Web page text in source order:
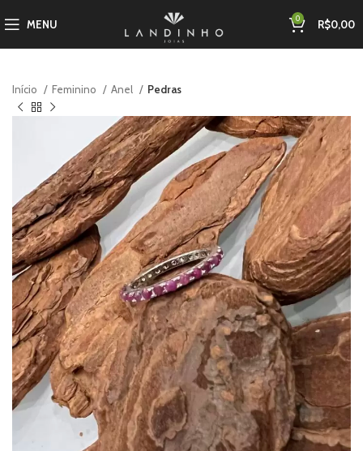
MENU 0 R$0,00
Início Feminino Anel Pedras